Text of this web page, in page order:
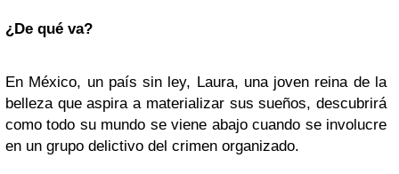
¿De qué va?
En México, un país sin ley, Laura, una joven reina de la
belleza que aspira a materializar sus sueños, descubrirá
como todo su mundo se viene abajo cuando se involucre
en un grupo delictivo del crimen organizado.